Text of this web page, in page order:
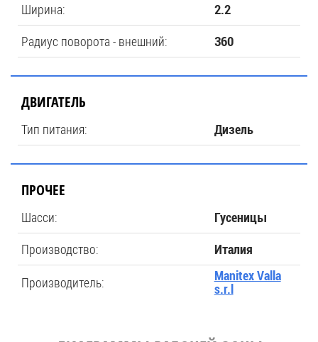
Ширина: 2.2
Радиус поворота - внешний: 360
ДВИГАТЕЛЬ
Тип питания: Дизель
ПРОЧЕЕ
Шасси: Гусеницы
Производство: Италия
Производитель:
Manitex Valla
s.r.l